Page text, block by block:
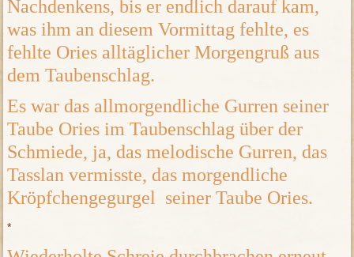
Nachdenkens, bis er endlich darauf kam,
was ihm an diesem Vormittag fehlte, es
fehlte Ories alltäglicher Morgengruß aus
dem Taubenschlag.
Es war das allmorgendliche Gurren seiner
Taube Ories im Taubenschlag über der
Schmiede, ja, das melodische Gurren, das
Tasslan vermisste, das morgendliche
Kröpfchengegurgel seiner Taube Ories.
*